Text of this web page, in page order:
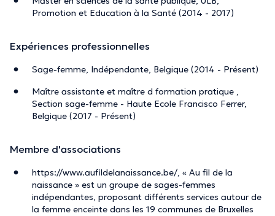
Promotion et Education à la Santé (2014 - 2017)
Expériences professionnelles
Sage-femme, Indépendante, Belgique (2014 - Présent)
Maître assistante et maître d formation pratique ,
Section sage-femme - Haute Ecole Francisco Ferrer,
Belgique (2017 - Présent)
Membre d'associations
https://www.aufildelanaissance.be/, « Au fil de la
naissance » est un groupe de sages-femmes
indépendantes, proposant différents services autour de
la femme enceinte dans les 19 communes de Bruxelles